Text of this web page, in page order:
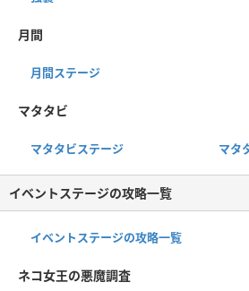
月間
月間ステージ
マタタビ
マタタビステージ マタ
イベントステージの攻略一覧
イベントステージの攻略一覧
ネコ女王の悪魔調査